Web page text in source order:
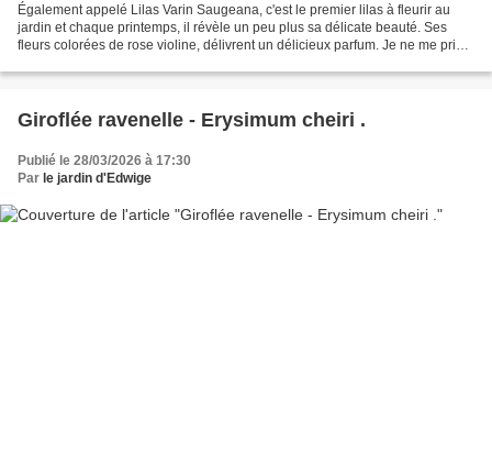
Également appelé Lilas Varin Saugeana, c'est le premier lilas à fleurir au
jardin et chaque printemps, il révèle un peu plus sa délicate beauté. Ses
fleurs colorées de rose violine, délivrent un délicieux parfum. Je ne me prive
Giroflée ravenelle - Erysimum cheiri .
Publié le 28/03/2026 à 17:30
Par le jardin d'Edwige